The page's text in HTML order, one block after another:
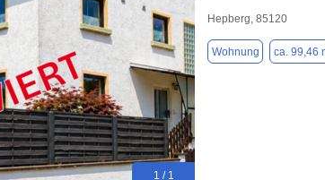
1 / 1
Hepberg, 85120
Wohnung ca. 99,46